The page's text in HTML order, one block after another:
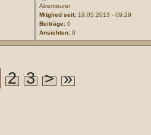
Abenteurer
Mitglied seit:19.05.2013 - 09:29
Beiträge:0
Ansichten:0
2 3 > »